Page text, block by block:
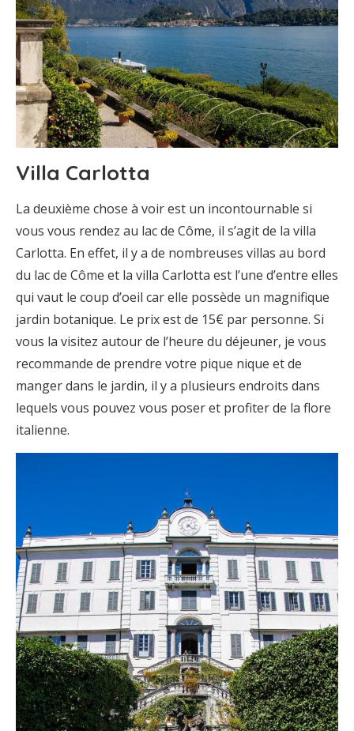
Villa Carlotta
La deuxième chose à voir est un incontournable si
vous vous rendez au lac de Côme, il s’agit de la villa
Carlotta. En effet, il y a de nombreuses villas au bord
du lac de Côme et la villa Carlotta est l’une d’entre elles
qui vaut le coup d’oeil car elle possède un magnifique
jardin botanique. Le prix est de 15€ par personne. Si
vous la visitez autour de l’heure du déjeuner, je vous
recommande de prendre votre pique nique et de
manger dans le jardin, il y a plusieurs endroits dans
lequels vous pouvez vous poser et profiter de la flore
italienne.